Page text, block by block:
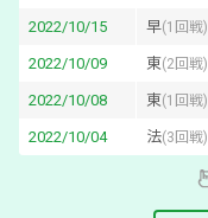
2022/10/15 早(1回戦)
2022/10/09 東(2回戦)
2022/10/08 東(1回戦)
2022/10/04 法(3回戦)